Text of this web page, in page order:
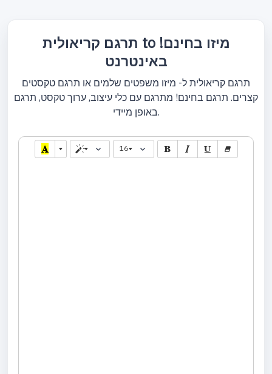
תרגם קריאולית to מיזו בחינם!
באינטרנט
תרגם קריאולית ל- מיזו משפטים שלמים או תרגם טקסטים
קצרים. תרגם בחינם! מתרגם עם כלי עיצוב, ערוך טקסט, תרגם
באופן מיידי.
16